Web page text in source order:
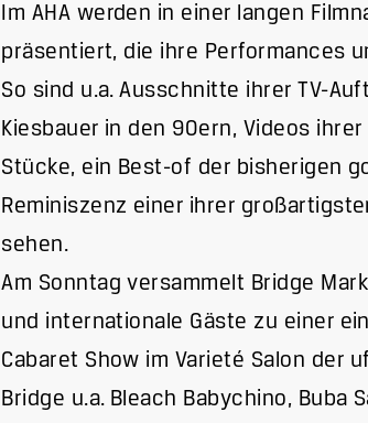
Im AHA werden in einer langen
präsentiert, die ihre Performances
So sind u.a. Ausschnitte ihrer TV-
Kiesbauer in den 90ern, Videos
Stücke, ein Best-of der bisherigen
Reminiszenz einer ihrer
sehen.
Am Sonntag versammelt Bridge
und internationale Gäste zu einer
Cabaret Show im Varieté Salon der
Bridge u.a. Bleach Babychino, Buba